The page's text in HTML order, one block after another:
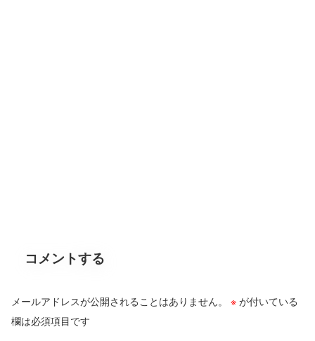
コメントする
メールアドレスが公開されることはありません。 ※が付いている
欄は必須項目です